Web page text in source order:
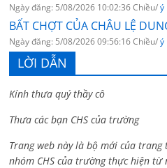
Ngày đăng: 5/08/2026 10:02:36 Chiều/ý
BẤT CHỢT CỦA CHÂU LỆ
Ngày đăng: 5/08/2026 09:56:16 Chiều/ý
LỜI DẪN
Kính thưa quý thầy cô
Thưa các bạn CHS của trường
Trang web này là bộ mới của
nhóm CHS của trường thực hiện